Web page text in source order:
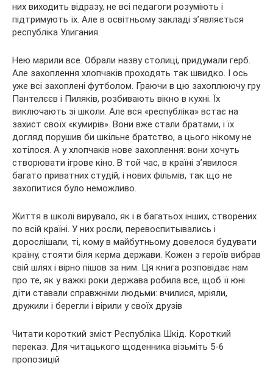
них виходить відразу, не всі педагоги розуміють і
підтримують їх. Але в освітньому закладі з’являється
республіка Улигания.
Нею марили все. Обрали назву столиці, придумали герб.
Але захоплення хлопчаків проходять так швидко. І ось
уже всі захоплені футболом. Граючи в цю захоплюючу гру
Пантелєєв і Пиляків, розбивають вікно в кухні. Їх
виключають зі школи. Але вся «республіка» встає на
захист своїх «кумирів». Вони вже стали братами, і їх
догляд порушив би шкільне братство, а цього нікому не
хотілося. А у хлопчаків нове захоплення: вони хочуть
створювати ігрове кіно. В той час, в країні з’явилося
багато приватних студій, і нових фільмів, так що не
захопитися було неможливо.
Життя в школі вирувало, як і в багатьох інших, створених
по всій країні. У них росли, перевоспитывались і
дорослішали, ті, кому в майбутньому довелося будувати
країну, стояти біля керма держави. Кожен з героїв вибрав
свій шлях і вірно пішов за ним. Ця книга розповідає нам
про те, як у важкі роки держава робила все, щоб її юні
діти ставали справжніми людьми: вчилися, мріяли,
дружили і берегли і вірили у своїх друзів
Читати короткий зміст Республіка Шкід. Короткий
переказ. Для читацького щоденника візьміть 5-6
пропозицій